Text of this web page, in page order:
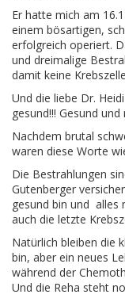
Er hatte mich am
einem bösartigen,
erfolgreich operiert.
und dreimalige
damit keine
Und die liebe Dr.
gesund!!! Gesund und
Nachdem brutal
waren diese Worte
Die Bestrahlungen
Gutenberger
gesund bin und alles
auch die letzte
Natürlich bleiben die
bin, aber ein neues
während der
Und die Reha steht